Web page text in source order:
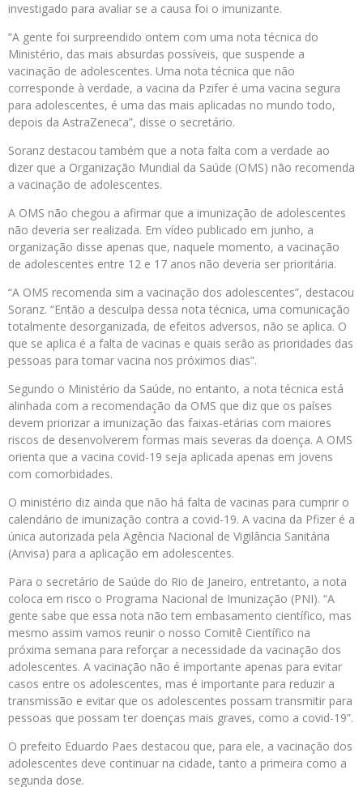
investigado para avaliar se a causa foi o imunizante.
“A gente foi surpreendido ontem com uma nota técnica do
Ministério, das mais absurdas possíveis, que suspende a
vacinação de adolescentes. Uma nota técnica que não
corresponde à verdade, a vacina da Pzifer é uma vacina segura
para adolescentes, é uma das mais aplicadas no mundo todo,
depois da AstraZeneca”, disse o secretário.
Soranz destacou também que a nota falta com a verdade ao
dizer que a Organização Mundial da Saúde (OMS) não recomenda
a vacinação de adolescentes.
A OMS não chegou a afirmar que a imunização de adolescentes
não deveria ser realizada. Em vídeo publicado em junho, a
organização disse apenas que, naquele momento, a vacinação
de adolescentes entre 12 e 17 anos não deveria ser prioritária.
“A OMS recomenda sim a vacinação dos adolescentes”, destacou
Soranz. “Então a desculpa dessa nota técnica, uma comunicação
totalmente desorganizada, de efeitos adversos, não se aplica. O
que se aplica é a falta de vacinas e quais serão as prioridades das
pessoas para tomar vacina nos próximos dias”.
Segundo o Ministério da Saúde, no entanto, a nota técnica está
alinhada com a recomendação da OMS que diz que os países
devem priorizar a imunização das faixas-etárias com maiores
riscos de desenvolverem formas mais severas da doença. A OMS
orienta que a vacina covid-19 seja aplicada apenas em jovens
com comorbidades.
O ministério diz ainda que não há falta de vacinas para cumprir o
calendário de imunização contra a covid-19. A vacina da Pfizer é a
única autorizada pela Agência Nacional de Vigilância Sanitária
(Anvisa) para a aplicação em adolescentes.
Para o secretário de Saúde do Rio de Janeiro, entretanto, a nota
coloca em risco o Programa Nacional de Imunização (PNI). “A
gente sabe que essa nota não tem embasamento científico, mas
mesmo assim vamos reunir o nosso Comitê Científico na
próxima semana para reforçar a necessidade da vacinação dos
adolescentes. A vacinação não é importante apenas para evitar
casos entre os adolescentes, mas é importante para reduzir a
transmissão e evitar que os adolescentes possam transmitir para
pessoas que possam ter doenças mais graves, como a covid-19”.
O prefeito Eduardo Paes destacou que, para ele, a vacinação dos
adolescentes deve continuar na cidade, tanto a primeira como a
segunda dose.